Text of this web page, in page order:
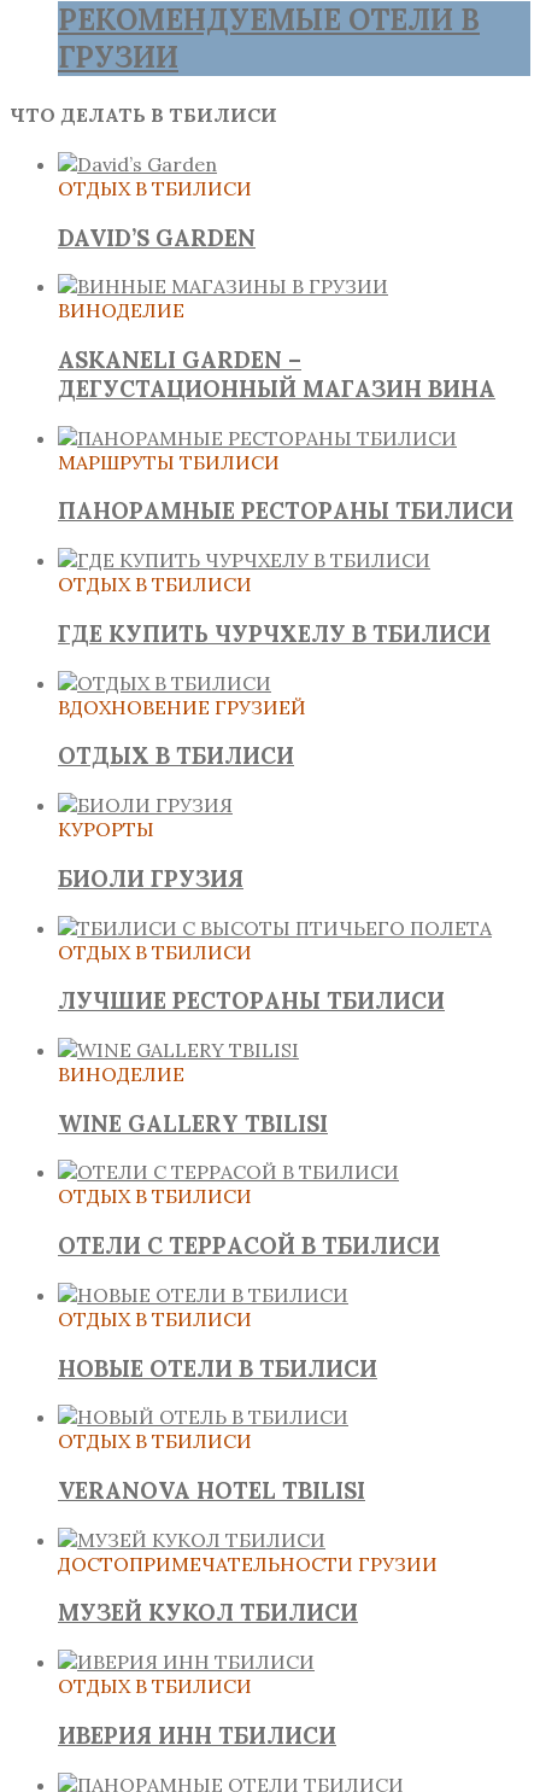
РЕКОМЕНДУЕМЫЕ ОТЕЛИ В
ГРУЗИИ
ЧТО ДЕЛАТЬ В ТБИЛИСИ
ОТДЫХ В ТБИЛИСИ
DAVID’S GARDEN
ВИНОДЕЛИЕ
ASKANELI GARDEN –
ДЕГУСТАЦИОННЫЙ МАГАЗИН ВИНА
МАРШРУТЫ ТБИЛИСИ
ПАНОРАМНЫЕ РЕСТОРАНЫ ТБИЛИСИ
ОТДЫХ В ТБИЛИСИ
ГДЕ КУПИТЬ ЧУРЧХЕЛУ В ТБИЛИСИ
ВДОХНОВЕНИЕ ГРУЗИЕЙ
ОТДЫХ В ТБИЛИСИ
КУРОРТЫ
БИОЛИ ГРУЗИЯ
ОТДЫХ В ТБИЛИСИ
ЛУЧШИЕ РЕСТОРАНЫ ТБИЛИСИ
ВИНОДЕЛИЕ
WINE GALLERY TBILISI
ОТДЫХ В ТБИЛИСИ
ОТЕЛИ С ТЕРРАСОЙ В ТБИЛИСИ
ОТДЫХ В ТБИЛИСИ
НОВЫЕ ОТЕЛИ В ТБИЛИСИ
ОТДЫХ В ТБИЛИСИ
VERANOVA HOTEL TBILISI
ДОСТОПРИМЕЧАТЕЛЬНОСТИ ГРУЗИИ
МУЗЕЙ КУКОЛ ТБИЛИСИ
ОТДЫХ В ТБИЛИСИ
ИВЕРИЯ ИНН ТБИЛИСИ